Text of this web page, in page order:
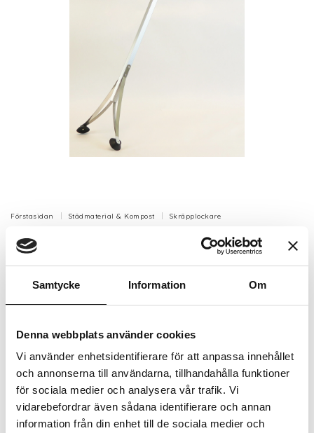
Samtycke Information Om
Denna webbplats använder cookies
Vi använder enhetsidentifierare för att anpassa innehållet
och annonserna till användarna, tillhandahålla funktioner
för sociala medier och analysera vår trafik. Vi
vidarebefordrar även sådana identifierare och annan
information från din enhet till de sociala medier och
Förstasidan Städmaterial & Kompost Skräpplockare
Skräpplockare Blått handtag 102cm
gummi/pistolhandtag
Skräpplockare Tgross med gummi/pistolhandtag.
Finns i lager (20+ st)
Inkl. moms: 244 kr
Lägg i varukorgen